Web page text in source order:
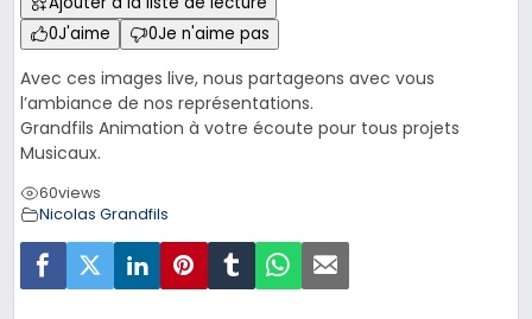
0J'aime 0Je n'aime pas
Avec ces images live, nous partageons avec vous
l’ambiance de nos représentations.
Grandfils Animation à votre écoute pour tous projets
Musicaux.
60views
Nicolas Grandfils